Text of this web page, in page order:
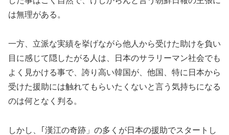
は無理がある。
一方、立派な実績を挙げながら他人から受けた助けを負い
目に感じて隠したがる人は、日本のサラリーマン社会でも
よく見かける事で、誇り高い韓国が、他国、特に日本から
受けた援助には触れてもらいたくないと言う気持ちになる
のは何となく判る。
しかし、｢漢江の奇跡」の多くが日本の援助でスタートし